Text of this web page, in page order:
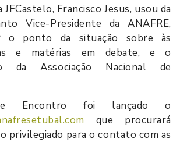
Francisco Jesus, usou da
Vice-Presidente da ANAFRE,
o ponto da situação sobre às
e matérias em debate, e o
da Associação Nacional de
Encontro foi lançado o
que procurará
privilegiado para o contato com as